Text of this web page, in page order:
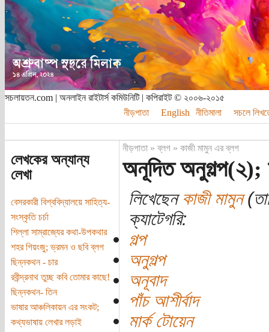
সচলায়তন.com | অনলাইন রাইটার্স কমিউনিটি | কপিরাইট © ২০০৬-২০১৫
নীড়পাতা
English নীতিমালা সচলে
লেখকের অন্যান্য
লেখা
বেসরকারী বিশ্ববিদ্যালয়ে সাহিত্য-
সংস্কৃতি চর্চা
শিল্লা সাম্রাজ্যের কথা-উপকথার
শহর গিয়ংজু; ভ্রমন ও ছবি ব্লগ
ছিন্নকথন - চার
রবীন্দ্রনাথ তুচ্ছ কবি তোমার কাছে!
ছিন্নকথন- তিন
ভাষার আঞ্চলিকায়ন এর সংকট;
কথ্যভাষায় লেখার লড়াই
নীড়পাতা»ব্লগ» কাজী মামুন এর ব্লগ
অনূদিত অনুগল্প(২);
লিখেছেনকাজী মামুন
ক্যাটেগরি:
গল্প
অনুগল্প
অনূবাদ
পাঁচ আশীর্বাদ
মার্ক টোয়েন